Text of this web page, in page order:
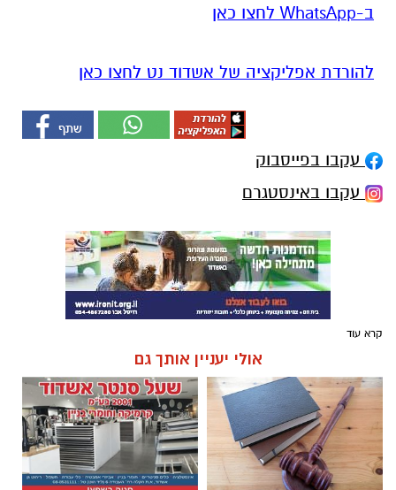
ב-WhatsApp לחצו כאן
להורדת אפליקציה של אשדוד נט לחצו כאן
עקבו בפייסבוק
עקבו באינסטגרם
קרא עוד
אולי יעניין אותך גם